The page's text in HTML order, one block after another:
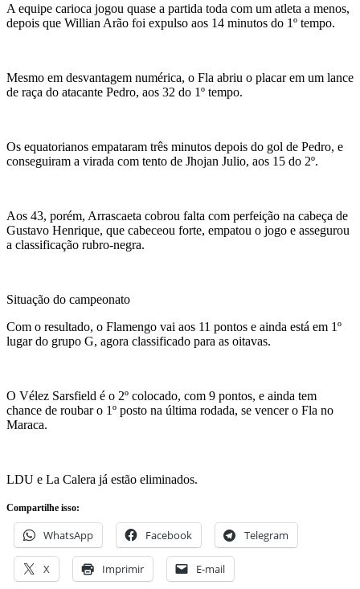
A equipe carioca jogou quase a partida toda com um atleta a menos,
depois que Willian Arão foi expulso aos 14 minutos do 1º tempo.
Mesmo em desvantagem numérica, o Fla abriu o placar em um lance
de raça do atacante Pedro, aos 32 do 1º tempo.
Os equatorianos empataram três minutos depois do gol de Pedro, e
conseguiram a virada com tento de Jhojan Julio, aos 15 do 2º.
Aos 43, porém, Arrascaeta cobrou falta com perfeição na cabeça de
Gustavo Henrique, que cabeceou forte, empatou o jogo e assegurou
a classificação rubro-negra.
Situação do campeonato
Com o resultado, o Flamengo vai aos 11 pontos e ainda está em 1º
lugar do grupo G, agora classificado para as oitavas.
O Vélez Sarsfield é o 2º colocado, com 9 pontos, e ainda tem
chance de roubar o 1º posto na última rodada, se vencer o Fla no
Maraca.
LDU e La Calera já estão eliminados.
Compartilhe isso:
WhatsApp Facebook Telegram
X Imprimir E-mail